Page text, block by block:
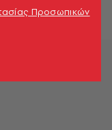
Προσωπικών